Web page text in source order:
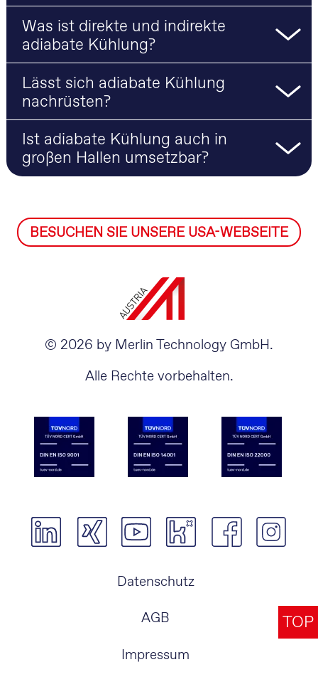
TOP
Was ist direkte und indirekte
adiabate Kühlung?
Lässt sich adiabate Kühlung
nachrüsten?
Ist adiabate Kühlung auch in
großen Hallen umsetzbar?
BESUCHEN SIE UNSERE USA-WEBSEITE
© 2026 by Merlin Technology GmbH.
Alle Rechte vorbehalten.
Navigation
Datenschutz
AGB
Impressum